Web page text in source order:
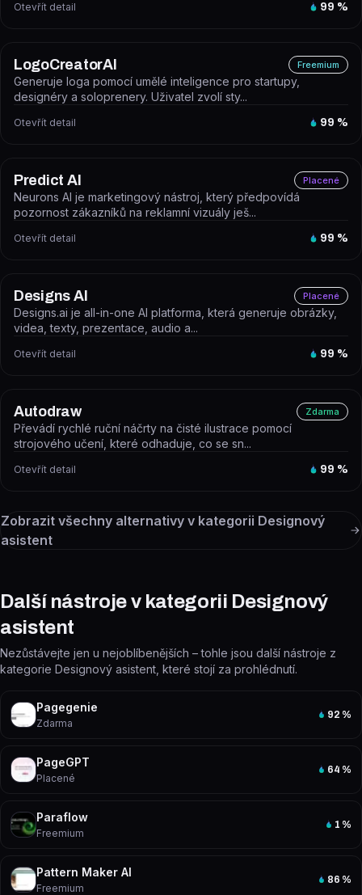
Otevřít detail 99 %
LogoCreatorAI Freemium
Generuje loga pomocí umělé inteligence pro startupy,
designéry a soloprenery. Uživatel zvolí sty...
Otevřít detail 99 %
Predict AI Placené
Neurons AI je marketingový nástroj, který předpovídá
pozornost zákazníků na reklamní vizuály ješ...
Otevřít detail 99 %
Designs AI Placené
Designs.ai je all-in-one AI platforma, která generuje obrázky,
videa, texty, prezentace, audio a...
Otevřít detail 99 %
Autodraw Zdarma
Převádí rychlé ruční náčrty na čisté ilustrace pomocí
strojového učení, které odhaduje, co se sn...
Otevřít detail 99 %
Zobrazit všechny alternativy v kategorii Designový
asistent
Další nástroje v kategorii Designový
asistent
Nezůstávejte jen u nejoblíbenějších – tohle jsou další nástroje z
kategorie Designový asistent, které stojí za prohlédnutí.
Pagegenie
Zdarma
92 %
PageGPT
Placené
64 %
Paraflow
Freemium
1 %
Pattern Maker AI
Freemium
86 %